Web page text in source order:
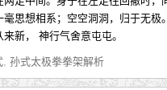
毫思想相系；空空洞洞，归于无
来新， 神行气舍意屯屯。
, 孙式太极拳拳架解析